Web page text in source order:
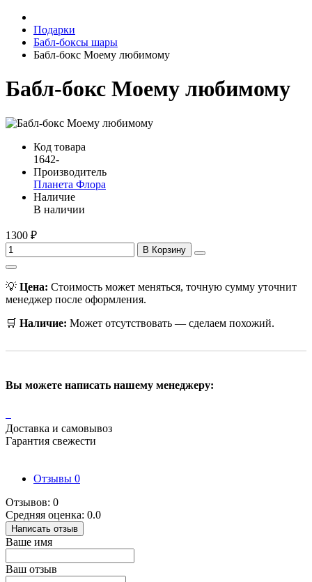
Подарки
Бабл-боксы шары
Бабл-бокс Моему любимому
Бабл-бокс Моему любимому
Код товара
1642-
Производитель
Планета Флора
Наличие
В наличии
1300 ₽
В Корзину
💡 Цена: Стоимость может меняться, точную сумму уточнит
менеджер после оформления.
🛒 Наличие: Может отсутствовать — сделаем похожий.
Вы можете написать нашему менеджеру:
Доставка и самовывоз
Гарантия свежести
Отзывы 0
Отзывов: 0
Средняя оценка: 0.0
Написать отзыв
Ваше имя
Ваш отзыв